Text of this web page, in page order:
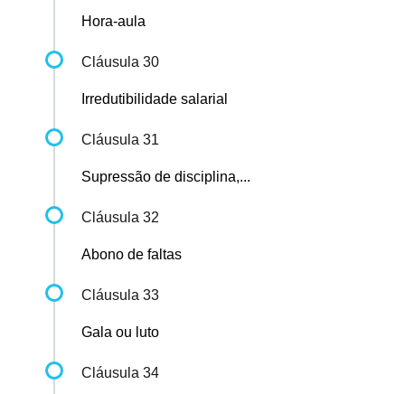
Hora-aula
Cláusula 30
Irredutibilidade salarial
Cláusula 31
Supressão de disciplina,...
Cláusula 32
Abono de faltas
Cláusula 33
Gala ou luto
Cláusula 34